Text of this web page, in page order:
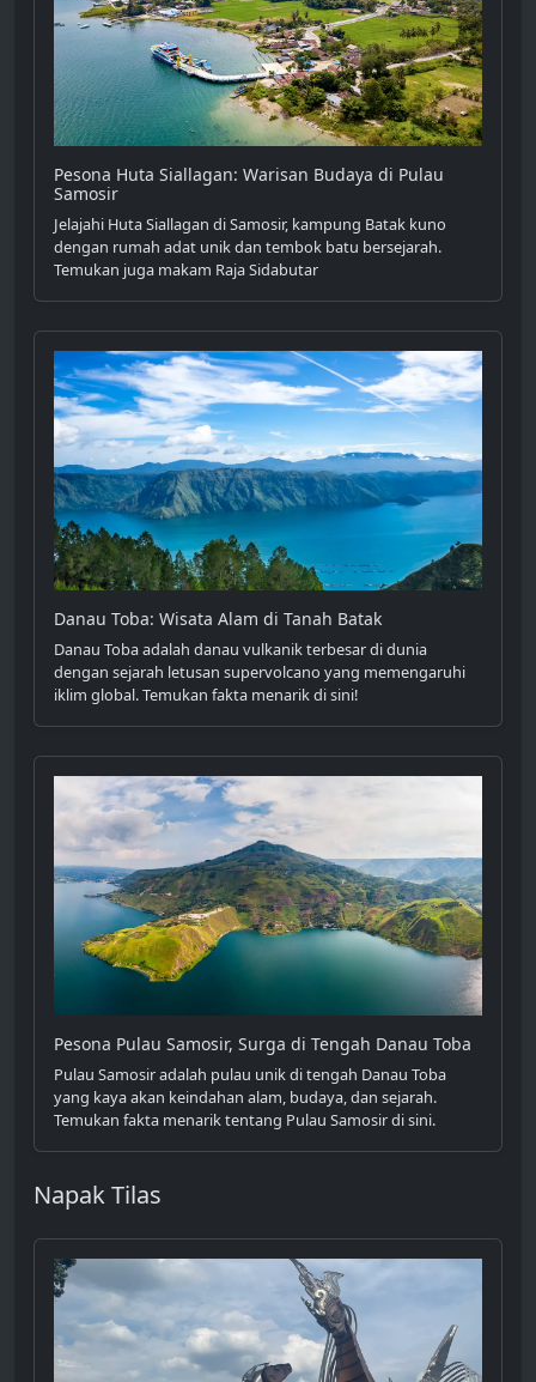
Pesona Huta Siallagan: Warisan Budaya di Pulau
Samosir
Jelajahi Huta Siallagan di Samosir, kampung Batak kuno
dengan rumah adat unik dan tembok batu bersejarah.
Temukan juga makam Raja Sidabutar
Danau Toba: Wisata Alam di Tanah Batak
Danau Toba adalah danau vulkanik terbesar di dunia
dengan sejarah letusan supervolcano yang memengaruhi
iklim global. Temukan fakta menarik di sini!
Pesona Pulau Samosir, Surga di Tengah Danau Toba
Pulau Samosir adalah pulau unik di tengah Danau Toba
yang kaya akan keindahan alam, budaya, dan sejarah.
Temukan fakta menarik tentang Pulau Samosir di sini.
Napak Tilas